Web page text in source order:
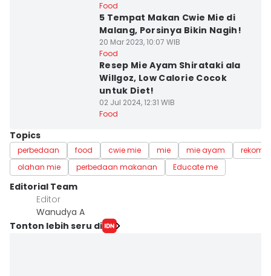
Food
5 Tempat Makan Cwie Mie di
Malang, Porsinya Bikin Nagih!
20 Mar 2023, 10:07 WIB
Food
Resep Mie Ayam Shirataki ala
Willgoz, Low Calorie Cocok
untuk Diet!
02 Jul 2024, 12:31 WIB
Food
Topics
perbedaan food cwie mie mie mie ayam
olahan mie
perbedaan makanan Educate me
Editorial Team
Editor
Wanudya A
Tonton lebih seru di